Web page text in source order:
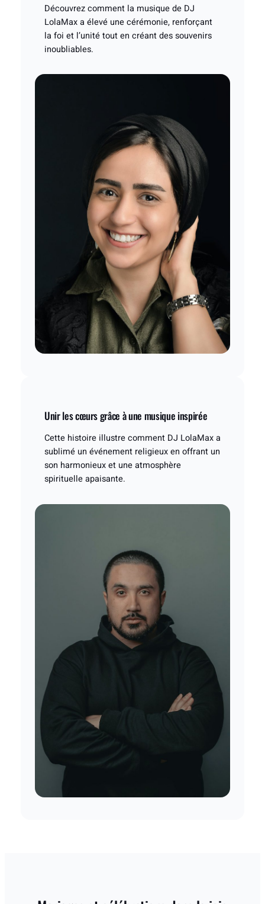
Découvrez comment la musique de DJ
LolaMax a élevé une cérémonie, renforçant
la foi et l’unité tout en créant des souvenirs
inoubliables.
Unir les cœurs grâce à une musique inspirée
Cette histoire illustre comment DJ LolaMax a
sublimé un événement religieux en offrant un
son harmonieux et une atmosphère
spirituelle apaisante.